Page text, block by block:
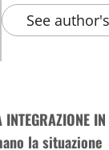
See
la situazione